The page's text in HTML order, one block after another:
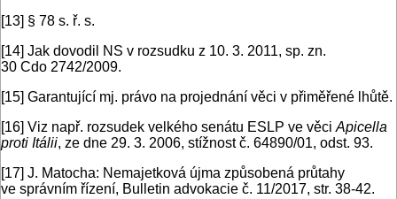
[13] § 78 s. ř. s.
[14] Jak dovodil NS v rozsudku z 10. 3. 2011, sp. zn.
30 Cdo 2742/2009.
[15] Garantující mj. právo na projednání věci v přiměřené lhůtě.
[16] Viz např. rozsudek velkého senátu ESLP ve věci Apicella
proti Itálii, ze dne 29. 3. 2006, stížnost č. 64890/01, odst. 93.
[17] J. Matocha: Nemajetková újma způsobená průtahy
ve správním řízení, Bulletin advokacie č. 11/2017, str. 38-42.